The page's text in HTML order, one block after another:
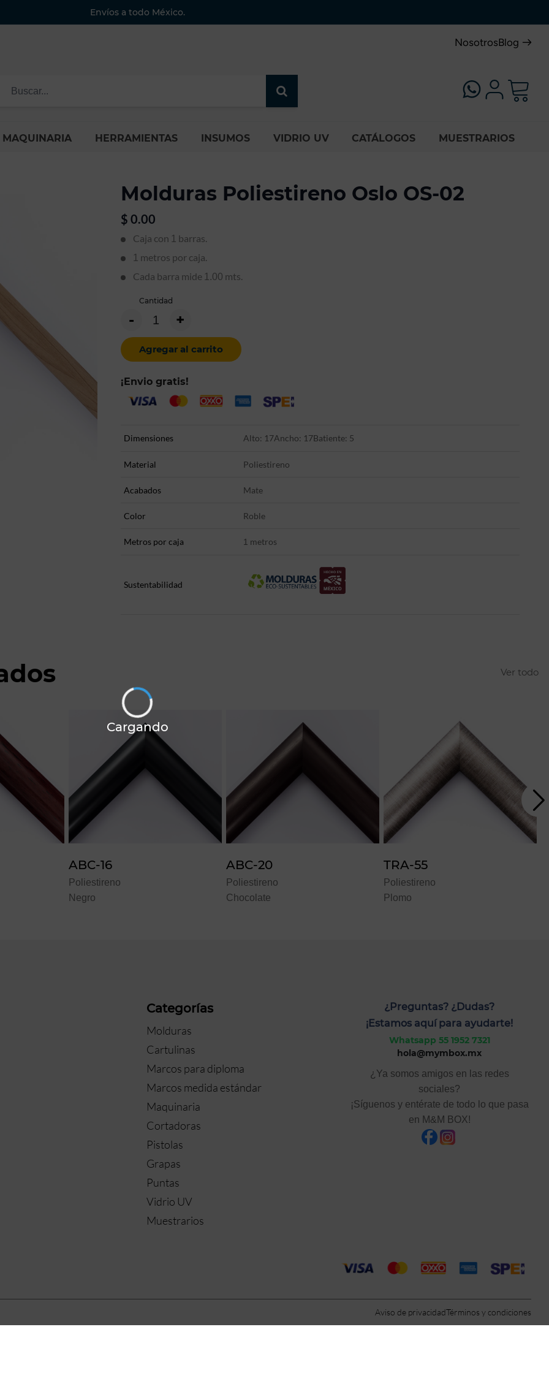
Envíos a todo México.
NosotrosBlog
MAQUINARIA HERRAMIENTAS INSUMOS VIDRIO UV CATÁLOGOS MUESTRARIOS
Molduras Poliestireno Oslo OS-02
$ 0.00
Caja con 1 barras.
1 metros por caja.
Cada barra mide 1.00 mts.
Cantidad
- +
Agregar al carrito
¡Envio gratis!
Dimensiones Alto: 17Ancho: 17Batiente: 5
Material Poliestireno
Acabados Mate
Color Roble
Metros por caja 1 metros
Sustentabilidad
Ver todo
ABC-16
Poliestireno
Negro
ABC-20
Poliestireno
Chocolate
TRA-55
Poliestireno
Plomo
Cargando
Categorías
Molduras
Cartulinas
Marcos para diploma
Marcos medida estándar
Maquinaria
Cortadoras
Pistolas
Grapas
Puntas
Vidrio UV
Muestrarios
¿Preguntas? ¿Dudas?
¡Estamos aquí para ayudarte!
Whatsapp 55 1952 7321
hola@mymbox.mx
¿Ya somos amigos en las redes
sociales?
¡Síguenos y entérate de todo lo que pasa
en M&M BOX!
Aviso de privacidadTérminos y condiciones